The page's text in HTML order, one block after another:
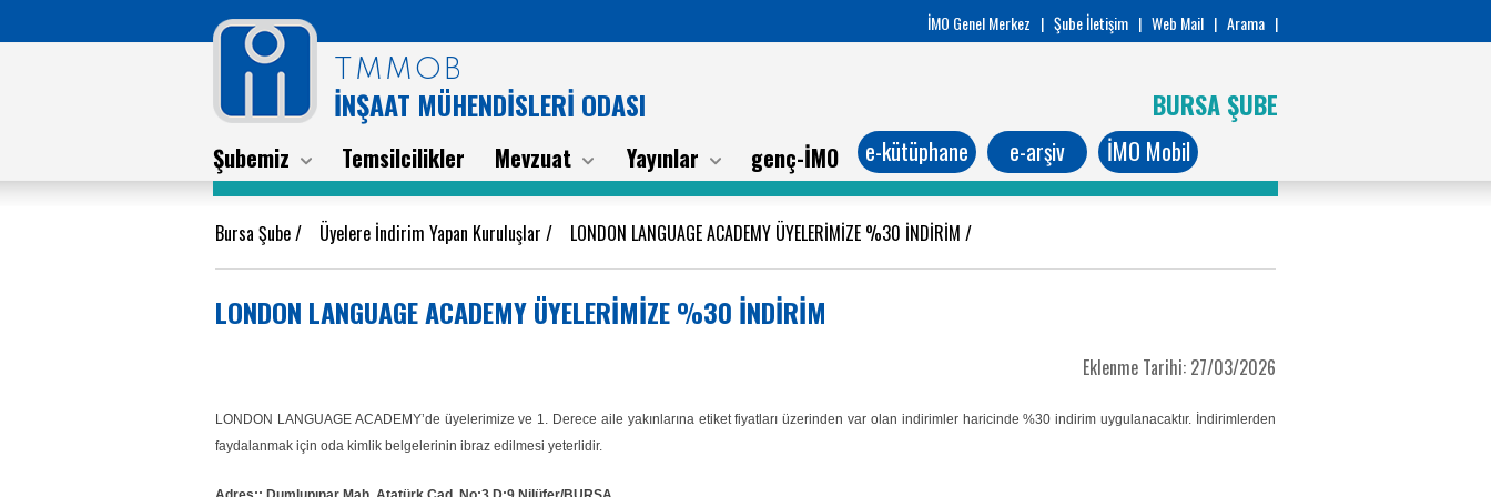
İMO Genel Merkez | Şube İletişim | Web Mail | Arama |
TMMOB
İNŞAAT MÜHENDİSLERİ ODASI BURSA ŞUBE
Şubemiz Temsilcilikler Mevzuat Yayınlar genç-İMO e-kütüphane e-arşiv İMO Mobil
Bursa Şube/ Üyelere İndirim Yapan Kuruluşlar / LONDON LANGUAGE ACADEMY ÜYELERİMİZE %30 İNDİRİM /
LONDON LANGUAGE ACADEMY ÜYELERİMİZE %30 İNDİRİM
Eklenme Tarihi: 27/03/2026
LONDON LANGUAGE ACADEMY’de üyelerimize ve 1. Derece aile yakınlarına etiket fiyatları üzerinden var olan indirimler haricinde %30 indirim uygulanacaktır. İndirimlerden
faydalanmak için oda kimlik belgelerinin ibraz edilmesi yeterlidir.